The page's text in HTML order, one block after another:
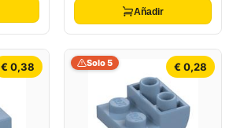
Añadir
€ 0,38 € 0,28
Solo 5